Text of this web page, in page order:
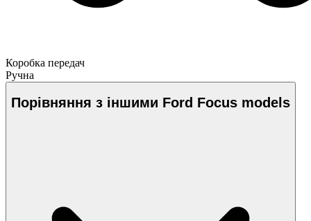
Коробка передач
Ручна
Порівняння з іншими Ford Focus models